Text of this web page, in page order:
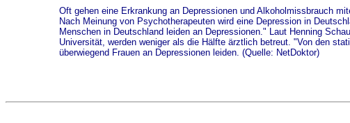
Oft gehen eine Erkrankung an Depressionen und Alkoholmissbrauch
Nach Meinung von Psychotherapeuten wird eine Depression in
Menschen in Deutschland leiden an Depressionen." Laut Henning
Universität, werden weniger als die Hälfte ärztlich betreut. "Von den
überwiegend Frauen an Depressionen leiden. (Quelle: NetDoktor)